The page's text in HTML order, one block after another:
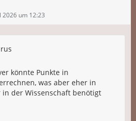
2026 um 12:23
könnte Punkte in
was aber eher in
in der Wissenschaft benötigt